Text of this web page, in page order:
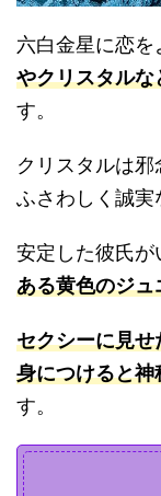
六白金星に恋を
やクリスタル
す。
クリスタルは
ふさわしく誠実
安定した彼氏が
ある黄色のジ
セクシーに見
身につけると
す。